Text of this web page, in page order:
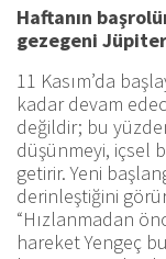
Haftanın
gezegeni
11 Kasım’da
kadar devam
değildir; bu
düşünmeyi, içsel
getirir. Yeni
derinleştiğini
“Hızlanmadan
hareket Yengeç